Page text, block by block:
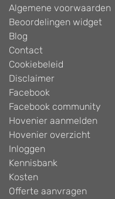
Algemene voorwaarden
Beoordelingen widget
Blog
Contact
Cookiebeleid
Disclaimer
Facebook
Facebook community
Hovenier aanmelden
Hovenier overzicht
Inloggen
Kennisbank
Kosten
Offerte aanvragen